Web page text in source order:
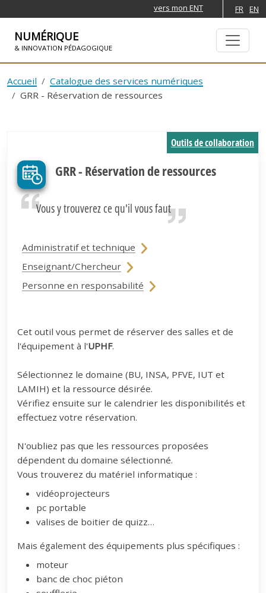
vers mon ENT FR EN
NUMÉRIQUE
& INNOVATION PÉDAGOGIQUE
Accueil
Catalogue des services numériques
GRR - Réservation de ressources
GRR - Réservation de ressources
Vous y trouverez ce qu'il vous faut
Outils de collaboration
Administratif et technique
Enseignant/Chercheur
Personne en responsabilité
Cet outil vous permet de réserver des salles et de
l'équipement à l'UPHF.
Sélectionnez le domaine (BU, INSA, PFVE, IUT et
LAMIH) et la ressource désirée.
Vérifiez ensuite sur le calendrier les disponibilités et
effectuez votre réservation.
N'oubliez pas que les ressources proposées
dépendent du domaine sélectionné.
Vous trouverez du matériel informatique :
vidéoprojecteurs
pc portable
valises de boitier de quizz…
Mais également des équipements plus spécifiques :
moteur
banc de choc piéton